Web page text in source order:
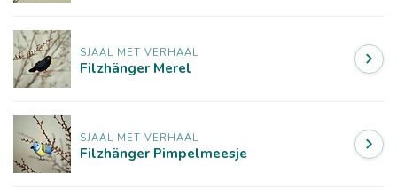
SJAAL MET VERHAAL
Filzhänger Merel
SJAAL MET VERHAAL
Filzhänger Pimpelmeesje